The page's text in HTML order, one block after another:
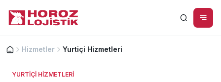
Hizmetler Yurtiçi Hizmetleri
YURTİÇİ HİZMETLERİ